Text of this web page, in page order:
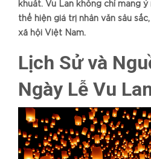
khuất. Vu Lan không chỉ mang
thể hiện giá trị nhân văn sâu
xã hội Việt Nam.
Lịch Sử và
Ngày Lễ Vu